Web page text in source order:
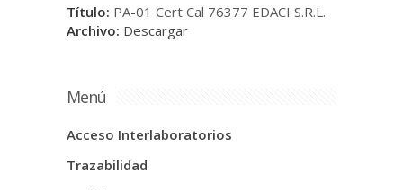
Título: PA-01 Cert Cal 76377 EDACI S.R.L.
Archivo: Descargar
Menú
Acceso Interlaboratorios
Trazabilidad